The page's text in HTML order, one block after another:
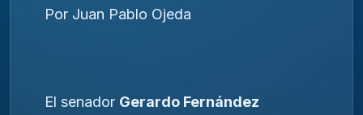
Por Juan Pablo Ojeda
El senador Gerardo Fernández